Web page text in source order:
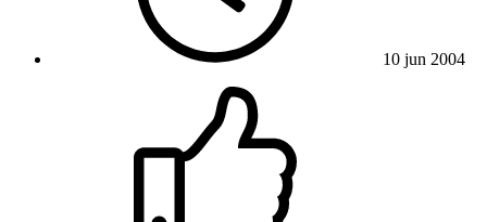
10 jun 2004